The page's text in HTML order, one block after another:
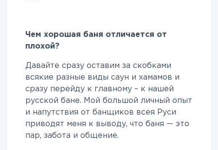
Чем хорошая баня отличается от
плохой?
Давайте сразу оставим за скобками
всякие разные виды саун и хамамов и
сразу перейду к главному – к нашей
русской бане. Мой большой личный опыт
и напутствия от банщиков всея Руси
приводят меня к выводу, что баня — это
пар, забота и общение.